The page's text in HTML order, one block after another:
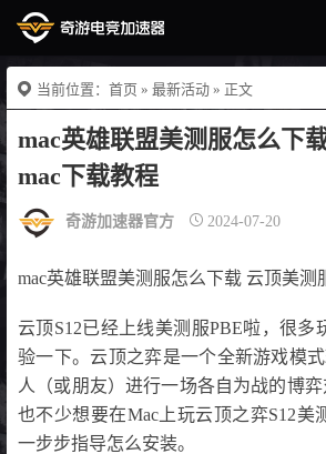
当前位置： 首页 » 最新活动 » 正文
mac英雄联盟美测服怎么下
mac下载教程
奇游加速器官方 2024-07-20
mac英雄联盟美测服怎么下载 云顶美测
云顶S12已经上线美测服PBE啦，很多
验一下。云顶之弈是一个全新游戏模
人（或朋友）进行一场各自为战的博
也不少想要在Mac上玩云顶之弈S12美
一步步指导怎么安装。